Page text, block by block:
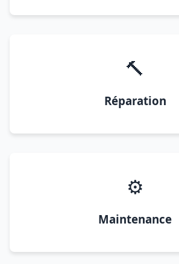
🔨
Réparation
⚙️
Maintenance